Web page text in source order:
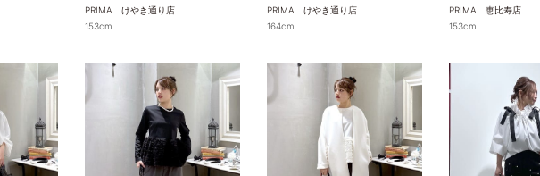
PRIMA けやき通り店
153cm
PRIMA けやき通り店
164cm
PRIMA 恵比寿店
153cm